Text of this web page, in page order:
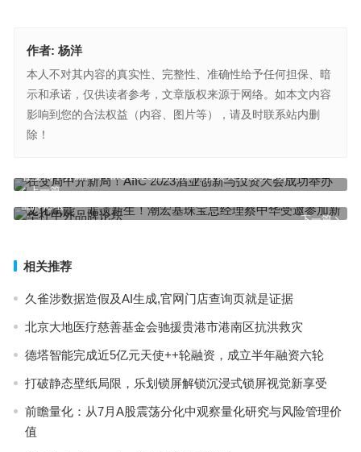
作者: 杨洋
本人不对其内容的真实性、完整性、准确性给予任何担保、暗
示和承诺，仅供读者参考，文章版权来源于网络。如本文内容
影响到您的合法权益（内容、图片等），请及时联系站内删
除！
上一篇
在变局中开新局！AIIC 2023酒业创新与投资大会成功举办
下一篇
文化赋能，非遗新生！潮宏基珠宝总经理蔡中华受邀参加新华社中外
品牌论坛
相关推荐
久雀涉数据造假及AI生成,官网门店查询页就是证据
北京大地医疗慈善基金会驰援贵港市港南区抗洪救灾
德塔智能完成近5亿元天使++轮融资，成立半年融资六轮
打破静态壁纸局限，乐划锁屏解锁沉浸式锁屏视觉新享受
前瞻量化：从7月A股震荡分化中观察量化研究与风险管理价
值